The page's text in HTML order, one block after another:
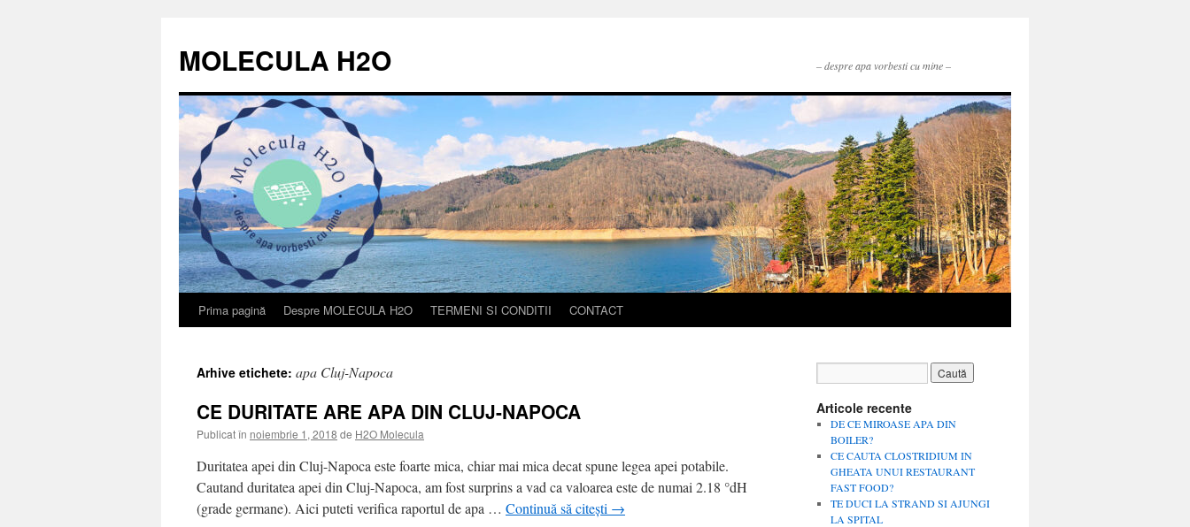
conținut
MOLECULA H2O – despre apa vorbesti cu mine –
Prima pagină Despre MOLECULA H2O TERMENI SI CONDITII CONTACT
Arhive etichete: apa Cluj-Napoca
CE DURITATE ARE APA DIN CLUJ-NAPOCA
Publicat în noiembrie 1, 2018 de H2O Molecula
Duritatea apei din Cluj-Napoca este foarte mica, chiar mai mica decat spune legea apei potabile.
Cautand duritatea apei din Cluj-Napoca, am fost surprins a vad ca valoarea este de numai 2.18 °dH
(grade germane). Aici puteti verifica raportul de apa … Continuă să citești →
Articole recente
DE CE MIROASE APA DIN
BOILER?
CE CAUTA CLOSTRIDIUM IN
GHEATA UNUI RESTAURANT
FAST FOOD?
TE DUCI LA STRAND SI AJUNGI
LA SPITAL